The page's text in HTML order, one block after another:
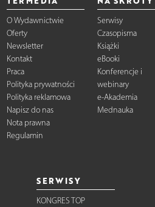
O Wydawnictwie
Oferty
Newsletter
Kontakt
Praca
Polityka prywatności
Polityka reklamowa
Napisz do nas
Nota prawna
Regulamin
Serwisy
Czasopisma
Książki
eBooki
Konferencje i
webinary
e-Akademia
Mednauka
SERWISY
KONGRES TOP